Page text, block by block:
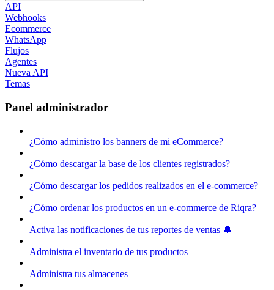
API
Webhooks
Ecommerce
WhatsApp
Flujos
Agentes
Nueva API
Temas
Panel administrador
¿Cómo administro los banners de mi eCommerce?
¿Cómo descargar la base de los clientes registrados?
¿Cómo descargar los pedidos realizados en el e-commerce?
¿Cómo ordenar los productos en un e-commerce de Riqra?
Activa las notificaciones de tus reportes de ventas 🔔
Administra el inventario de tus productos
Administra tus almacenes